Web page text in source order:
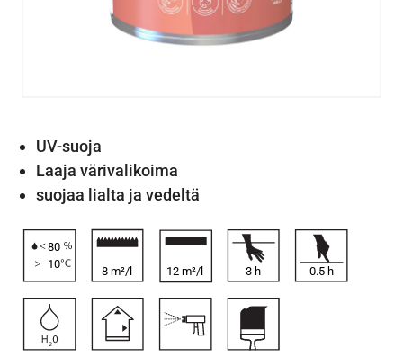
UV-suoja
Laaja värivalikoima
suojaa lialta ja vedeltä
80
10
8 m²/l 12 m²/l 3 h 0.5 h